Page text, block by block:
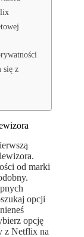
się z
od marki
opcji
opcję
z Netflix na